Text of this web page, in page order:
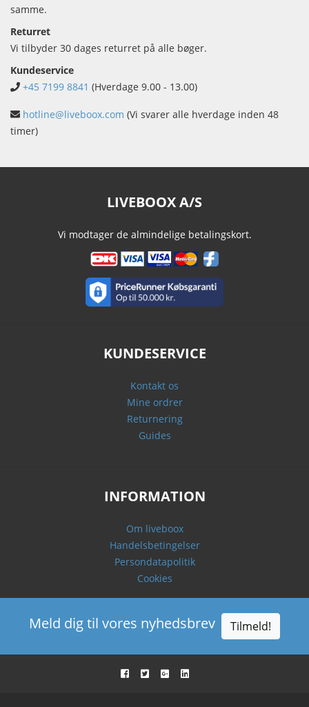
samme.
Returret
Vi tilbyder 30 dages returret på alle bøger.
Kundeservice
+45 7199 8841 (Hverdage 9.00 - 13.00)
hotline@liveboox.com (Vi svarer alle hverdage inden 48
timer)
LIVEBOOX A/S
Vi modtager de almindelige betalingskort.
KUNDESERVICE
Kontakt os
Mine ordrer
Returnering
Guides
INFORMATION
Om liveboox
Handelsbetingelser
Persondatapolitik
Cookies
Meld dig til vores nyhedsbrev Tilmeld!